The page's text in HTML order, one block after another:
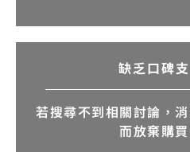
缺乏口碑
若搜尋不到相關討論，
而放棄購買